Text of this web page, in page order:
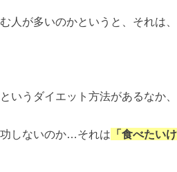
人が多いのかというと、それは、
いうダイエット方法があるなか
しないのか…それは 「食べたい